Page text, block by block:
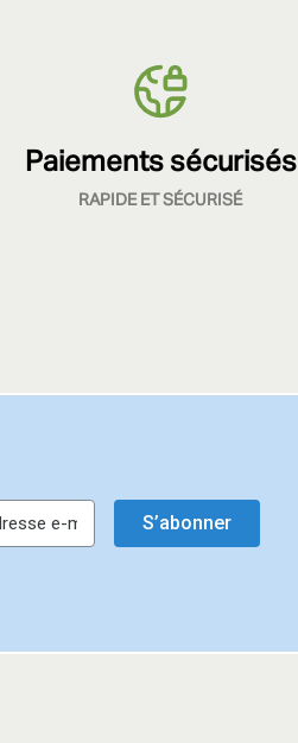
Paiements sécurisés
RAPIDE ET SÉCURISÉ
S’abonner